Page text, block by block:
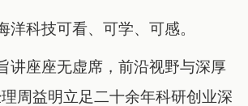
洋科技可看、可学、可感。
讲座座无虚席，前沿视野与深厚
周益明立足二十余年科研创业深